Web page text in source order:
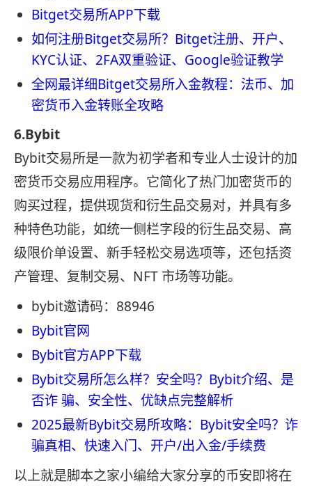
Bitget交易所APP下载
如何注册Bitget交易所？Bitget注册、开户、
KYC认证、2FA双重验证、Google验证教学
全网最详细Bitget交易所入金教程：法币、加
密货币入金转账全攻略
6.Bybit
Bybit交易所是一款为初学者和专业人士设计的加
密货币交易应用程序。它简化了热门加密货币的
购买过程，提供现货和衍生品交易对，并具有多
种特色功能，如统一侧栏字段的衍生品交易、高
级限价单设置、新手轻松交易选项等，还包括资
产管理、复制交易、NFT 市场等功能。
bybit邀请码：88946
Bybit官网
Bybit官方APP下载
Bybit交易所怎么样？安全吗？Bybit介绍、是
否诈 骗、安全性、优缺点完整解析
2025最新Bybit交易所攻略：Bybit安全吗？诈
骗真相、快速入门、开户/出入金/手续费
以上就是脚本之家小编给大家分享的币安即将在